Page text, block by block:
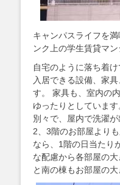
キャンパスライフを
ンク上の学生賃貸マン
自宅のように落ち着
入居できる設備、家
す。 家具も、室内の
ゆったりとしていま
別々で、屋内で洗濯が
2、3階のお部屋より
なら、1階の日当たり
な配慮から各部屋の
と南の棟もお部屋の大